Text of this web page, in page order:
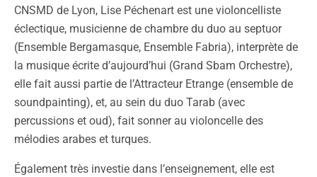
CNSMD de Lyon, Lise Péchenart est une violoncelliste
éclectique, musicienne de chambre du duo au septuor
(Ensemble Bergamasque, Ensemble Fabria), interprète de
la musique écrite d’aujourd’hui (Grand Sbam Orchestre),
elle fait aussi partie de l’Attracteur Etrange (ensemble de
soundpainting), et, au sein du duo Tarab (avec
percussions et oud), fait sonner au violoncelle des
mélodies arabes et turques.
Également très investie dans l’enseignement, elle est